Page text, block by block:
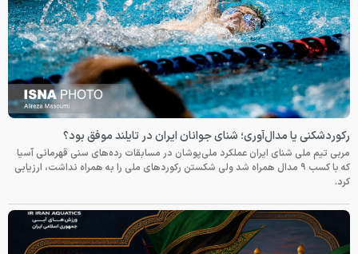
رکوردشکنی یا مدال‌آوری؛ شنای جوانان ایران در تایلند موفق بود؟
مربی تیم ملی شنای ایران عملکرد ملی‌پوشان در مسابقات رده‌های سنی قهرمانی آسیا
که با کسب ۹ مدال همراه شد ولی شکستن رکوردهای ملی را به همراه نداشت، ارزیابی
کرد.